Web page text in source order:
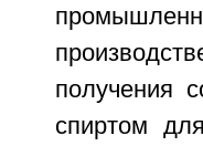
получения
спиртом